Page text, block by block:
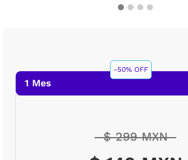
-50% OFF
1 Mes
$ 299 MXN